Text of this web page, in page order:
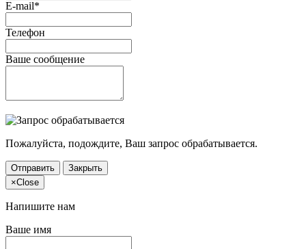
E-mail*
Телефон
Ваше сообщение
Пожалуйста, подождите, Ваш запрос обрабатывается.
Отправить
Закрыть
×Close
Напишите нам
Ваше имя